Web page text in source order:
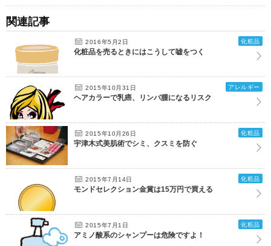
関連記事
2016年5月2日 化粧品
化粧品を売るときにはこうして嘘をつく
2015年10月31日 アレルギー
ヘアカラーで乳癌、リンパ腫になるリスク
2015年10月26日 化粧品
宇津木式美肌術でシミ、クスミを防ぐ
2015年7月14日 化粧品
モンドセレクション金賞は15万円で買える
2015年7月1日 化粧品
アミノ酸系のシャンプーは危険ですよ！